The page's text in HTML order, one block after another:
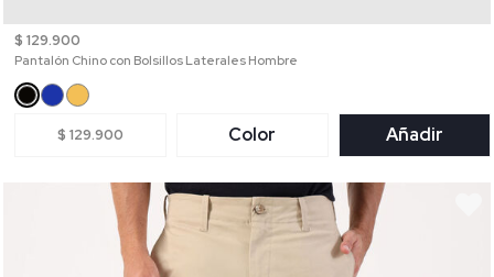
$ 129.900
Pantalón Chino con Bolsillos Laterales Hombre
$ 129.900 Color Añadir